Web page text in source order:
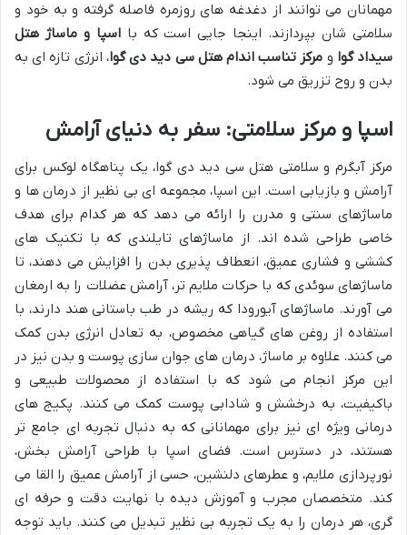
مهمانان می توانند از دغدغه های روزمره فاصله گرفته و به خود و
سلامتی شان بپردازند. اینجا جایی است که بااسپا و ماساژ هتل
سیداد گوا و مرکز تناسب اندام هتل سی دید دی گوا، انرژی تازه ای به
بدن و روح تزریق می شود.
اسپا و مرکز سلامتی: سفر به دنیای آرامش
مرکز آبگرم و سلامتی هتل سی دید دی گوا، یک پناهگاه لوکس برای
آرامش و بازیابی است. این اسپا، مجموعه ای بی نظیر از درمان ها و
ماساژهای سنتی و مدرن را ارائه می دهد که هر کدام برای هدف
خاصی طراحی شده اند. از ماساژهای تایلندی که با تکنیک های
کششی و فشاری عمیق، انعطاف پذیری بدن را افزایش می دهند، تا
ماساژهای سوئدی که با حرکات ملایم تر، آرامش عضلات را به ارمغان
می آورند. ماساژهای آیورودا که ریشه در طب باستانی هند دارند، با
استفاده از روغن های گیاهی مخصوص، به تعادل انرژی بدن کمک
می کنند. علاوه بر ماساژ، درمان های جوان سازی پوست و بدن نیز در
این مرکز انجام می شود که با استفاده از محصولات طبیعی و
باکیفیت، به درخشش و شادابی پوست کمک می کنند. پکیج های
درمانی ویژه ای نیز برای مهمانانی که به دنبال تجربه ای جامع تر
هستند، در دسترس است. فضای اسپا با طراحی آرامش بخش،
نورپردازی ملایم، و عطرهای دلنشین، حسی از آرامش عمیق را القا می
کند. متخصصان مجرب و آموزش دیده با نهایت دقت و حرفه ای
گری، هر درمان را به یک تجربه بی نظیر تبدیل می کنند. باید توجه